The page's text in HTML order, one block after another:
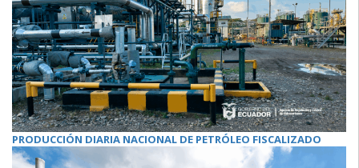
PRODUCCIÓN DIARIA NACIONAL DE PETRÓLEO FISCALIZADO